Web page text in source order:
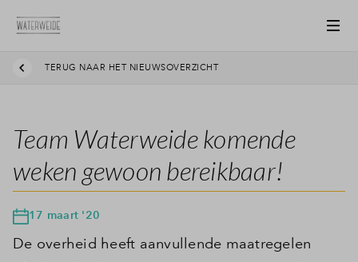
TERUG NAAR HET NIEUWSOVERZICHT
Team Waterweide komende
weken gewoon bereikbaar!
17 maart '20
De overheid heeft aanvullende maatregelen